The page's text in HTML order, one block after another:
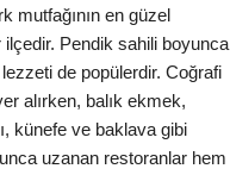
mutfağının en güzel
ilçedir. Pendik sahili boyunca
de popülerdir. Coğrafi
alırken, balık ekmek,
künefe ve baklava gibi
uzanan restoranlar hem